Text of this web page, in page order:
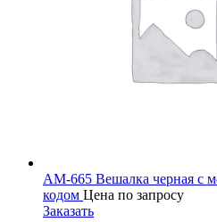
АМ-665 Вешалка черная с
кодом Цена по запросу
Заказать